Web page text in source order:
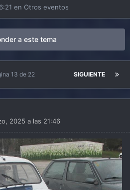
en Otros eventos
a este tema
SIGUIENTE
13 de 22
2025 a las 21:46